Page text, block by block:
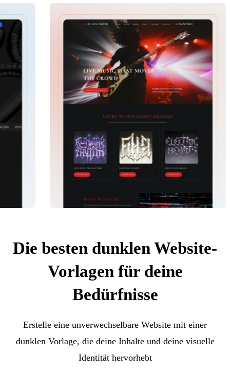
Die besten dunklen Website-
Vorlagen für deine
Bedürfnisse
Erstelle eine unverwechselbare Website mit einer
dunklen Vorlage, die deine Inhalte und deine visuelle
Identität hervorhebt